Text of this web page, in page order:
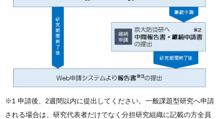
※1 申請後、2週間以内に提出してください。一般課題型研究へ申請
される場合は、研究代表者だけでなく分担研究組織に記載の方全員